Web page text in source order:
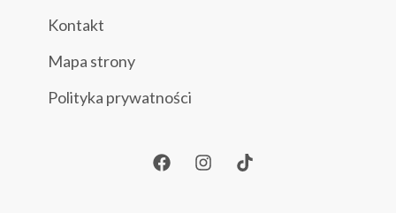
Kontakt
Mapa strony
Polityka prywatności